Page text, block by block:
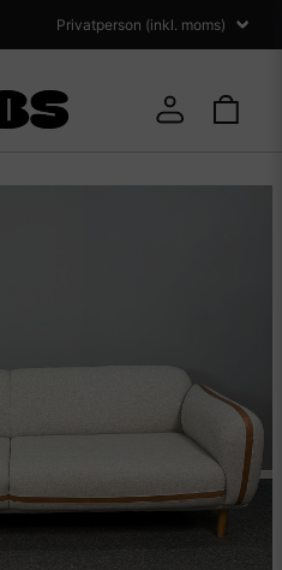
3-sits Soffa Britta